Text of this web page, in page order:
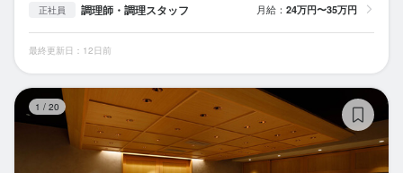
正社員 調理師・調理スタッフ 月給： 24万円〜35万円
最終更新日：12日前
1 / 20